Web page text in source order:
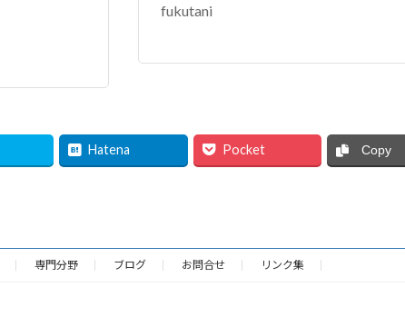
fukutani
Hatena Pocket Copy
専門分野 ブログ お問合せ リンク集